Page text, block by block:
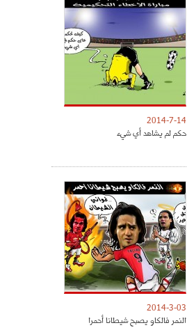
2014-7-14
حكم لم يشاهد أي شيء
2014-3-03
النمر فالكاو يصبح شيطانا أحمرا